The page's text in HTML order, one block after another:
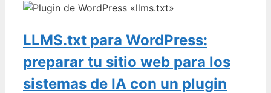
LLMS.txt para WordPress:
preparar tu sitio web para los
sistemas de IA con un plugin